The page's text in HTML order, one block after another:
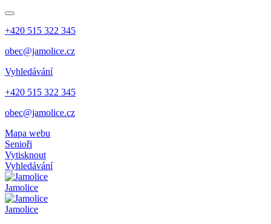
+420 515 322 345
obec@jamolice.cz
Vyhledávání
+420 515 322 345
obec@jamolice.cz
Mapa webu
Senioři
Vytisknout
Vyhledávání
Jamolice
Jamolice